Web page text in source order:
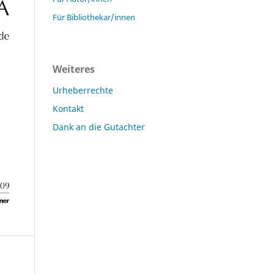
Für Bibliothekar/innen
Weiteres
Urheberrechte
Kontakt
Dank an die Gutachter